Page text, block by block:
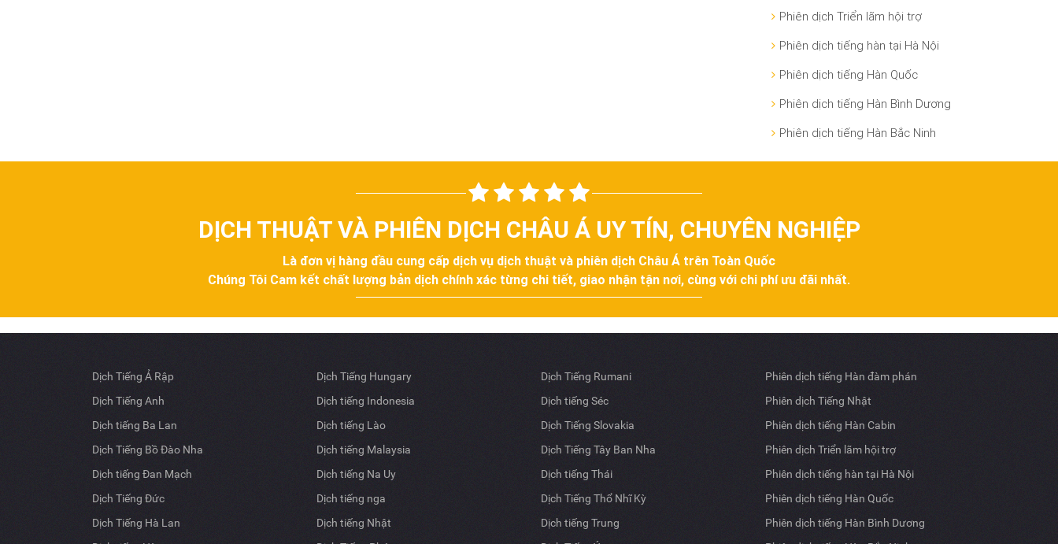
Phiên dịch Triển lãm hội trợ
Phiên dịch tiếng hàn tại Hà Nội
Phiên dịch tiếng Hàn Quốc
Phiên dịch tiếng Hàn Bình Dương
Phiên dịch tiếng Hàn Bắc Ninh
DỊCH THUẬT VÀ PHIÊN DỊCH CHÂU Á UY TÍN, CHUYÊN NGHIỆP
Là đơn vị hàng đầu cung cấp dịch vụ dịch thuật và phiên dịch Châu Á trên Toàn Quốc
Chúng Tôi Cam kết chất lượng bản dịch chính xác từng chi tiết, giao nhận tận nơi, cùng với chi phí ưu đãi nhất.
Dịch Tiếng Ả Rập
Dịch Tiếng Anh
Dịch tiếng Ba Lan
Dịch Tiếng Bồ Đào Nha
Dịch tiếng Đan Mạch
Dịch Tiếng Đức
Dịch Tiếng Hà Lan
Dịch Tiếng Hungary
Dịch tiếng Indonesia
Dịch tiếng Lào
Dịch tiếng Malaysia
Dịch tiếng Na Uy
Dịch tiếng nga
Dịch tiếng Nhật
Dịch Tiếng Rumani
Dịch tiếng Séc
Dịch Tiếng Slovakia
Dịch Tiếng Tây Ban Nha
Dịch tiếng Thái
Dịch Tiếng Thổ Nhĩ Kỳ
Dịch tiếng Trung
Phiên dịch tiếng Hàn đàm phán
Phiên dịch Tiếng Nhật
Phiên dịch tiếng Hàn Cabin
Phiên dịch Triển lãm hội trợ
Phiên dịch tiếng hàn tại Hà Nội
Phiên dịch tiếng Hàn Quốc
Phiên dịch tiếng Hàn Bình Dương